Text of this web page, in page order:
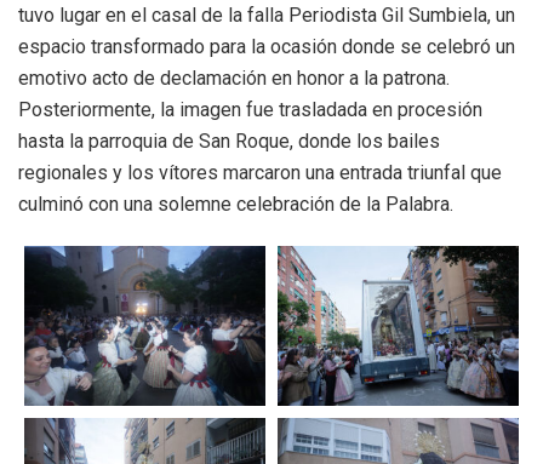
tuvo lugar en el casal de la falla Periodista Gil Sumbiela, un
espacio transformado para la ocasión donde se celebró un
emotivo acto de declamación en honor a la patrona.
Posteriormente, la imagen fue trasladada en procesión
hasta la parroquia de San Roque, donde los bailes
regionales y los vítores marcaron una entrada triunfal que
culminó con una solemne celebración de la Palabra.